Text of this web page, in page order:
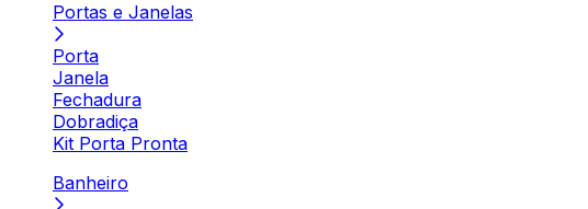
Portas e Janelas
Porta
Janela
Fechadura
Dobradiça
Kit Porta Pronta
Banheiro